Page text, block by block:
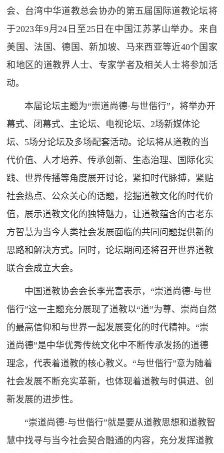
会、台湾中华道教总会协办的第五届国际道教论坛将
于2023年9月24日至25日在中国江苏茅山举办。来自
美国、法国、德国、新加坡、马来西亚等近40个国家
和地区的道教界人士、专家学者及相关人士将参加活
动。
本届论坛主题为“崇道尚德·与世偕行”，将举办开
幕式、闭幕式、主论坛、电视论坛、2场新媒体论
坛、5场分论坛及多场配套活动。论坛将从道教的当
代价值、人才培养、传承创新、生态治理、国际化实
践、世界传播等角度展开讨论，紧扣时代脉搏，紧贴
社会热点、公众关心的话题，挖掘道教文化的时代价
值，展示道教文化的独特魅力，让道教蕴含的古老东
方智慧为当今人类社会发展面临的共同问题提供新的
思路和解决方式。同时，论坛期间还将召开世界道教
联合会成立大会。
中国道教协会会长李光富表示，“崇道尚德·与世
偕行”这一主题充分展现了道教以“道”为尊、崇尚自然
的最高信仰和与世界一起发展变化的时代精神。 “崇
道尚德”是中华优秀传统文化中不断传承发扬的道德
理念，代表着道教的核心教义。 “与世偕行”意为随着
社会发展不断充实革新，也体现着道教与时俱进、创
新发展的进步性。
“崇道尚德·与世偕行”就是要从道教思想和道教智
慧中找寻与当今社会契合融通的内容，充分发挥道教